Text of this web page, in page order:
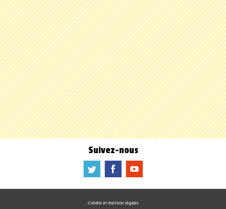
Suivez-nous
a b f
Crédits et mention légales